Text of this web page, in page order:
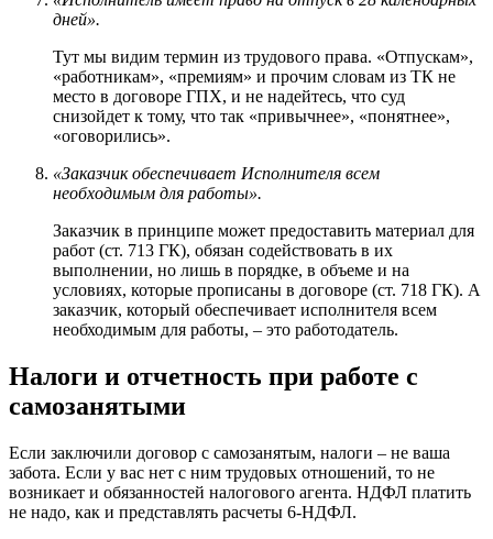
дней».
Тут мы видим термин из трудового права. «Отпускам»,
«работникам», «премиям» и прочим словам из ТК не
место в договоре ГПХ, и не надейтесь, что суд
снизойдет к тому, что так «привычнее», «понятнее»,
«оговорились».
«Заказчик обеспечивает Исполнителя всем
необходимым для работы».
Заказчик в принципе может предоставить материал для
работ (ст. 713 ГК), обязан содействовать в их
выполнении, но лишь в порядке, в объеме и на
условиях, которые прописаны в договоре (ст. 718 ГК). А
заказчик, который обеспечивает исполнителя всем
необходимым для работы, – это работодатель.
Налоги и отчетность при работе с
самозанятыми
Если заключили договор с самозанятым, налоги – не ваша
забота. Если у вас нет с ним трудовых отношений, то не
возникает и обязанностей налогового агента. НДФЛ платить
не надо, как и представлять расчеты 6-НДФЛ.